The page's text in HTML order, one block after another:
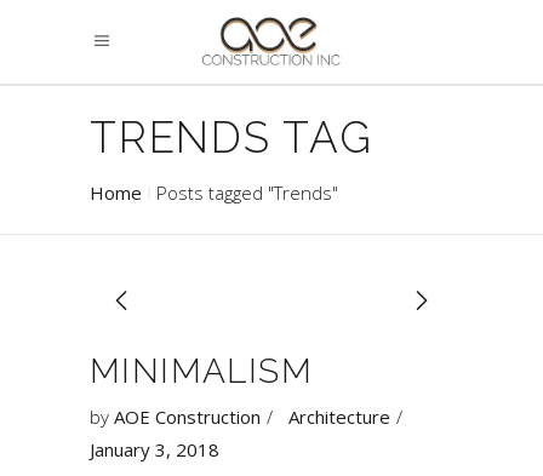
TRENDS TAG
Home Posts tagged "Trends"
MINIMALISM
by AOE Construction
Architecture
January 3, 2018